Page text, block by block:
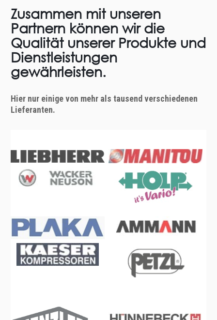
Zusammen mit unseren
Partnern können wir die
Qualität unserer Produkte und
Dienstleistungen
gewährleisten.
Hier nur einige von mehr als tausend verschiedenen
Lieferanten.